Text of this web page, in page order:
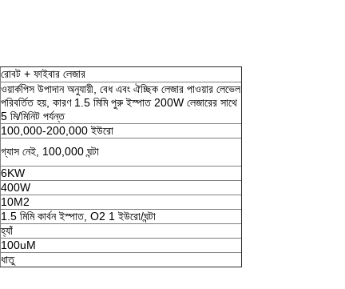
রোবট + ফাইবার লেজার
ওয়ার্কপিস উপাদান অনুযায়ী, বেধ এবং ঐচ্ছিক লেজার পাওয়ার লেভেল
পরিবর্তিত হয়, কারণ 1.5 মিমি পুরু ইস্পাত 200W লেজারের সাথে
5 মি/মিনিট পর্যন্ত
100,000-200,000 ইউরো
গ্যাস নেই, 100,000 ঘন্টা
6KW
400W
10M2
1.5 মিমি কার্বন ইস্পাত, O2 1 ইউরো/ঘন্টা
হ্যাঁ
100uM
ধাতু